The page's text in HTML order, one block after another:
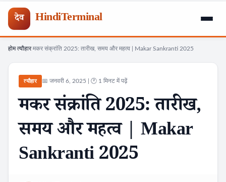
देव HindiTerminal
Skip
content
होम› त्यौहार› मकर संक्रांति 2025: तारीख, समय और महत्व | Makar Sankranti 2025
त्यौहार 📅 जनवरी 6, 2025 | 🕐 1 मिनट में पढ़ें
मकर संक्रांति 2025: तारीख,
समय और महत्व | Makar
Sankranti 2025